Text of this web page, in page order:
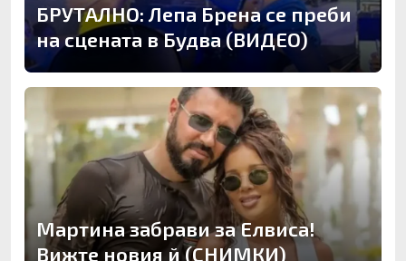
БРУТАЛНО: Лепа Брена се преби
на сцената в Будва (ВИДЕО)
Мартина забрави за Елвиса!
Вижте новия й (СНИМКИ)